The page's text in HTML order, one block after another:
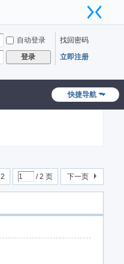
自动登录
找回密码
登录 立即注册
快捷导航
2 / 2 页 下一页